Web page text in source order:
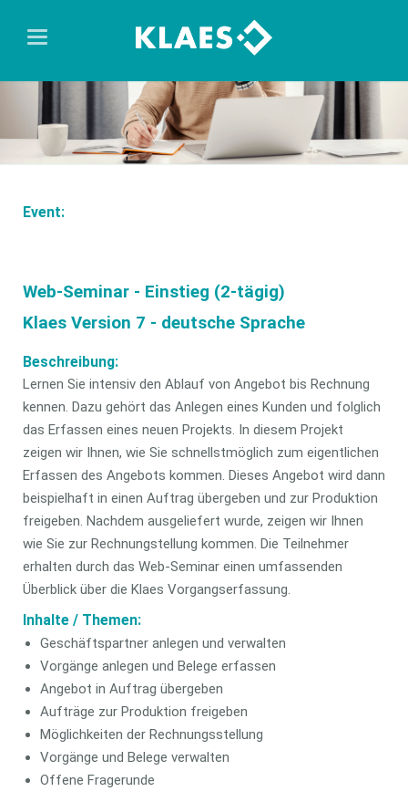
Event:
Web-Seminar - Einstieg (2-tägig)
Klaes Version 7 - deutsche Sprache
Beschreibung:
Lernen Sie intensiv den Ablauf von Angebot bis Rechnung
kennen. Dazu gehört das Anlegen eines Kunden und folglich
das Erfassen eines neuen Projekts. In diesem Projekt
zeigen wir Ihnen, wie Sie schnellstmöglich zum eigentlichen
Erfassen des Angebots kommen. Dieses Angebot wird dann
beispielhaft in einen Auftrag übergeben und zur Produktion
freigeben. Nachdem ausgeliefert wurde, zeigen wir Ihnen
wie Sie zur Rechnungstellung kommen. Die Teilnehmer
erhalten durch das Web-Seminar einen umfassenden
Überblick über die Klaes Vorgangserfassung.
Inhalte / Themen:
Geschäftspartner anlegen und verwalten
Vorgänge anlegen und Belege erfassen
Angebot in Auftrag übergeben
Aufträge zur Produktion freigeben
Möglichkeiten der Rechnungsstellung
Vorgänge und Belege verwalten
Offene Fragerunde